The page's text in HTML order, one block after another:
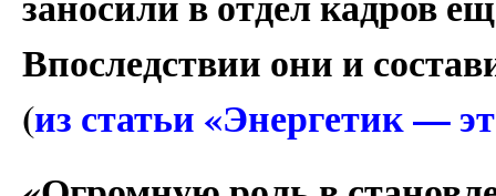
Впоследствии они и
(из статьи «Энергетик —